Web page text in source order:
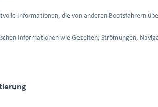
Informationen, die von anderen Bootsfahrern
Informationen wie Gezeiten, Strömungen,